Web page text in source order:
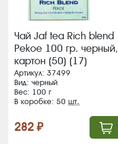
Чай Jaf tea Rich blend
Pekoe 100 гр. черный,
картон (50) (17)
ВЛОЖЕНИЕ!!!!!
Артикул: 37499
Вид: черный
Вес: 100 г
В коробке: 50шт.
282 ₽